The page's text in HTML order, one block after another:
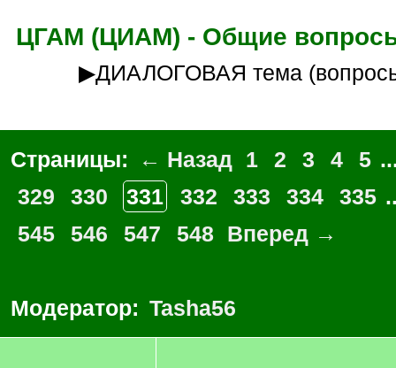
ЦГАМ (ЦИАМ) - Общие
▶ДИАЛОГОВАЯ тема
Страницы: ← Назад 1 2 3 4 5
329
330 331 332 333 334 335
545
546 547 548 Вперед →
Модератор: Tasha56